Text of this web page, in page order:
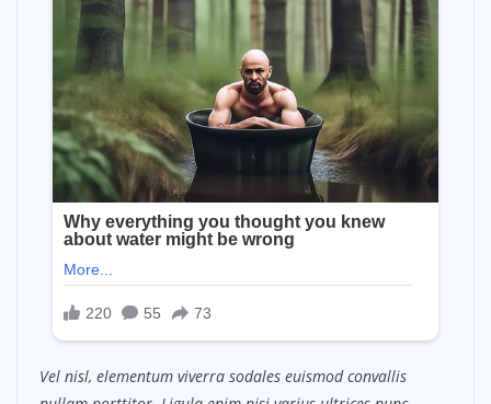
Vel nisl, elementum viverra sodales euismod convallis